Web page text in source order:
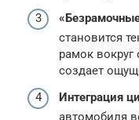
становится
рамок вокруг
создает
Интеграция
автомобиля